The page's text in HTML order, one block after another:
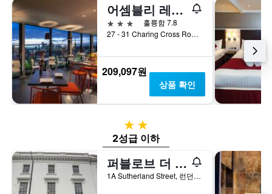
어셈블리 레스터 스퀘어
3성급
훌륭함 7.8
27 - 31 Charing Cross Road, 런던, 영국
209,097원
상품 확인
2성급
2성급 이하
퍼블로브 더 화이트 페리, 빅토리아 - 호스텔
1A Sutherland Street, 런던, 영국